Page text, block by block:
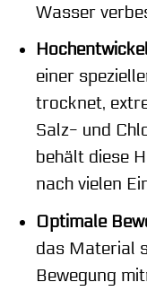
Wasser
einer
trocknet,
Salz- und
behält diese
nach vielen
Optimale
das Material
Bewegung